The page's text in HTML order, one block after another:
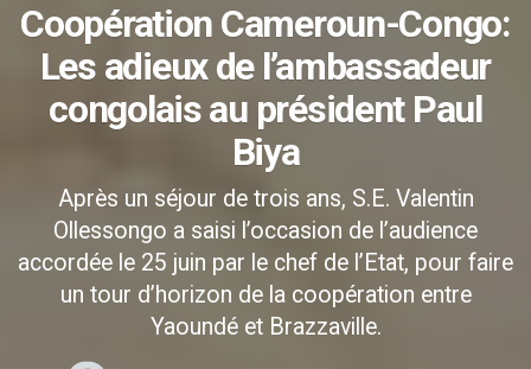
Coopération Cameroun-Congo:
Les adieux de l’ambassadeur
congolais au président Paul
Biya
Après un séjour de trois ans, S.E. Valentin
Ollessongo a saisi l’occasion de l’audience
accordée le 25 juin par le chef de l’Etat, pour faire
un tour d’horizon de la coopération entre
Yaoundé et Brazzaville.